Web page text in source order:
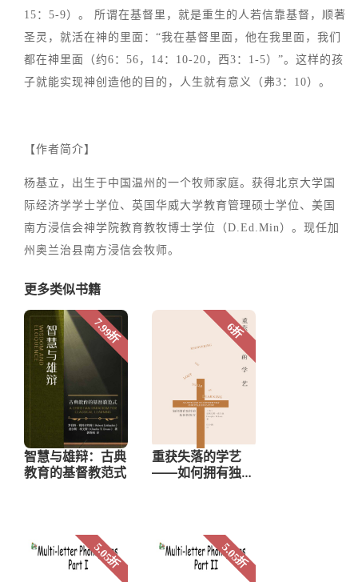
15：5-9）。 所谓在基督里，就是重生的人若信靠基督，顺著
圣灵，就活在神的里面：“我在基督里面，他在我里面，我们
都在神里面（约6：56，14：10-20，西3：1-5）”。这样的孩
子就能实现神创造他的目的，人生就有意义（弗3：10）。
【作者简介】
杨基立，出生于中国温州的一个牧师家庭。获得北京大学国
际经济学学士学位、英国华威大学教育管理硕士学位、美国
南方浸信会神学院教育教牧博士学位（D.Ed.Min）。现任加
州奥兰治县南方浸信会牧师。
更多类似书籍